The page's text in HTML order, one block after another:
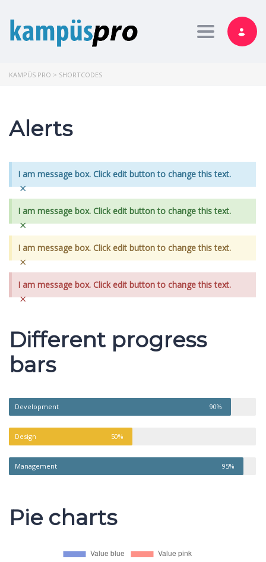
Toggle
KAMPÜS PRO > SHORTCODES
Alerts
I am message box. Click edit button to change this text.
×
I am message box. Click edit button to change this text.
×
I am message box. Click edit button to change this text.
×
I am message box. Click edit button to change this text.
×
Different progress
bars
Development 90%
Design 50%
Management 95%
Pie charts